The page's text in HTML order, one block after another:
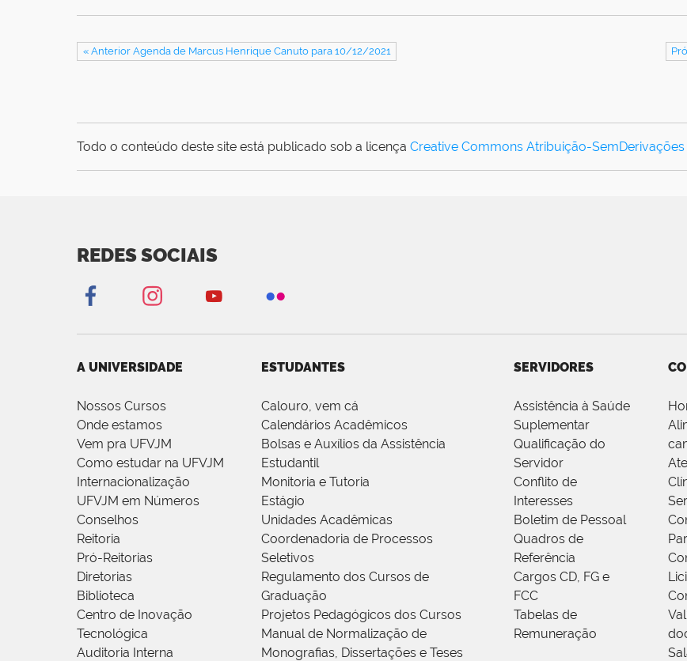
« Anterior Agenda de Marcus Henrique Canuto para 10/12/2021
Todo o conteúdo deste site está publicado sob a licença Creative Commons Atribuição-
REDES SOCIAIS
A UNIVERSIDADE
Nossos Cursos
Onde estamos
Vem pra UFVJM
Como estudar na UFVJM
Internacionalização
UFVJM em Números
Conselhos
Reitoria
Pró-Reitorias
Diretorias
Biblioteca
Centro de Inovação
Tecnológica
Auditoria Interna
ESTUDANTES
Calouro, vem cá
Calendários Acadêmicos
Bolsas e Auxílios da Assistência
Estudantil
Monitoria e Tutoria
Estágio
Unidades Acadêmicas
Coordenadoria de Processos
Seletivos
Regulamento dos Cursos de
Graduação
Projetos Pedagógicos dos Cursos
Manual de Normalização de
Monografias, Dissertações e Teses
SERVIDORES
Assistência à Saúde
Suplementar
Qualificação do
Servidor
Conflito de
Interesses
Boletim de Pessoal
Quadros de
Referência
Cargos CD, FG e
FCC
Tabelas de
Remuneração